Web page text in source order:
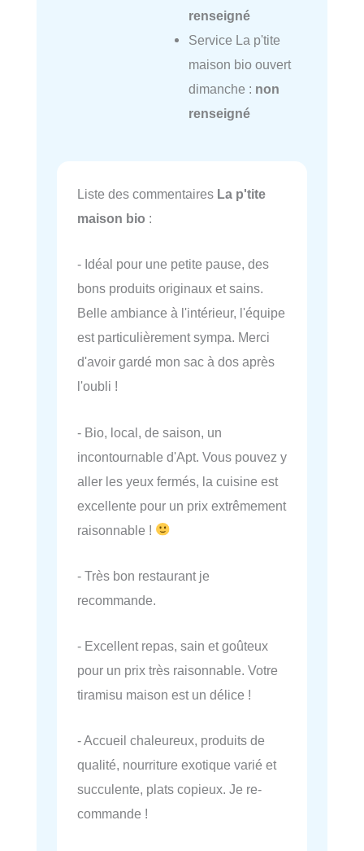
renseigné
Service La p'tite
maison bio ouvert
dimanche : non
renseigné
Liste des commentaires La p'tite
maison bio :
- Idéal pour une petite pause, des
bons produits originaux et sains.
Belle ambiance à l'intérieur, l'équipe
est particulièrement sympa. Merci
d'avoir gardé mon sac à dos après
l'oubli !
- Bio, local, de saison, un
incontournable d'Apt. Vous pouvez y
aller les yeux fermés, la cuisine est
excellente pour un prix extrêmement
raisonnable !
- Très bon restaurant je
recommande.
- Excellent repas, sain et goûteux
pour un prix très raisonnable. Votre
tiramisu maison est un délice !
- Accueil chaleureux, produits de
qualité, nourriture exotique varié et
succulente, plats copieux. Je re-
commande !